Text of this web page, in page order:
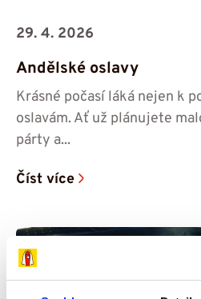
29. 4. 2026
Andělské oslavy
Krásné počasí láká nejen k
oslavám. Ať už plánujete
párty a...
Číst více
Rozhovory